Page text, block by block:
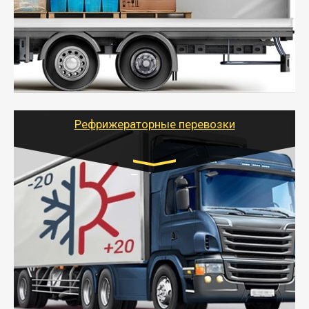
- Экономный способ доставить вещи от 200 кг в
другой город - догрузом или попутно. Попутные
грузоперевозки для физлиц, ИП и юрлиц обходятся
дешевле.
- Тайгер Логистик организует доставку
крупногабаритных и личных вещей по нужному
для погрузочно-разгрузочных работ при перевозке.
Рефрижераторные перевозки
Транспорт:
Газель (1,5 и 3 тонны), Бычок, Еврофура от 5 до
10 тонн
от 6000 руб.
- Рефрижераторные перевозки грузов с
соблюдением температурного режима, работающим
термописцем, санитарной обработкой кузова и мед.
книжкой у водителя.